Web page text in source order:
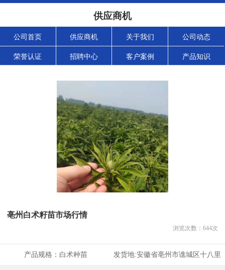
供应商机
公司首页 供应商机 关于我们 公司动态
荣誉认证 招聘中心 客户案例 产品知识
亳州白术籽苗市场行情
浏览次数： 644次
产品规格： 白术种苗 发货地:安徽省亳州市谯城区十八里